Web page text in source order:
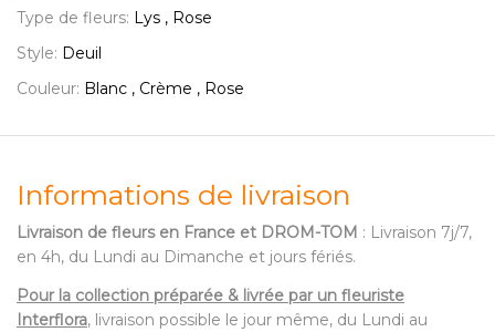
Type de fleurs: Lys , Rose
Style: Deuil
Couleur: Blanc , Crème , Rose
Informations de livraison
Livraison de fleurs en France et DROM-TOM : Livraison 7j/7,
en 4h, du Lundi au Dimanche et jours fériés.
Pour la collection préparée & livrée par un fleuriste
Interflora, livraison possible le jour même, du Lundi au